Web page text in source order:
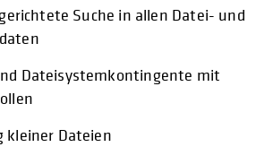
Suche in allen Datei- und
Dateisystemkontingente mit
kleiner Dateien